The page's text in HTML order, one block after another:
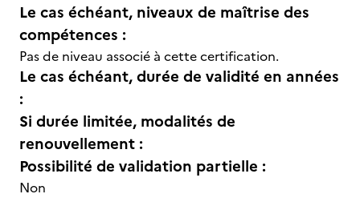
Le cas échéant, niveaux de maîtrise des
compétences :
Pas de niveau associé à cette certification.
Le cas échéant, durée de validité en années
:
Si durée limitée, modalités de
renouvellement :
Possibilité de validation partielle :
Non